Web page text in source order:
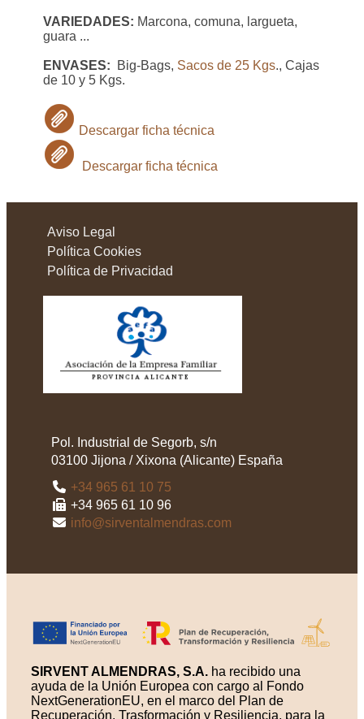
VARIEDADES: Marcona, comuna, largueta,
guara ...
ENVASES: Big-Bags, Sacos de 25 Kgs., Cajas
de 10 y 5 Kgs.
Descargar ficha técnica
Descargar ficha técnica
Aviso Legal
Política Cookies
Política de Privacidad
Pol. Industrial de Segorb, s/n
03100 Jijona / Xixona (Alicante) España
+34 965 61 10 75
+34 965 61 10 96
info@sirventalmendras.com
SIRVENT ALMENDRAS, S.A. ha recibido una
ayuda de la Unión Europea con cargo al Fondo
NextGenerationEU, en el marco del Plan de
Recuperación, Trasformación y Resiliencia, para la